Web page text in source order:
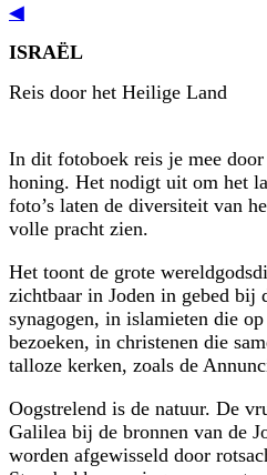
◀
ISRAËL
Reis door het Heilige Land
In dit fotoboek reis je mee
honing. Het nodigt uit om het
foto’s laten de diversiteit van
volle pracht zien.
Het toont de grote
zichtbaar in Joden in gebed bij
synagogen, in islamieten die
bezoeken, in christenen die
talloze kerken, zoals de
Oogstrelend is de natuur. De
Galilea bij de bronnen van de
worden afgewisseld door